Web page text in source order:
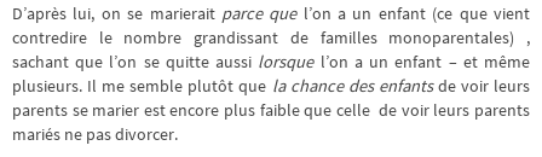
D’après lui, on se marierait parce quel’on a un enfant (ce que vient
contredire le nombre grandissant de familles monoparentales) ,
sachant que l’on se quitte aussi lorsquel’on a un enfant – et même
plusieurs. Il me semble plutôt que la chance des enfantsde voir leurs
parents se marier est encore plus faible que celle de voir leurs parents
mariés ne pas divorcer.